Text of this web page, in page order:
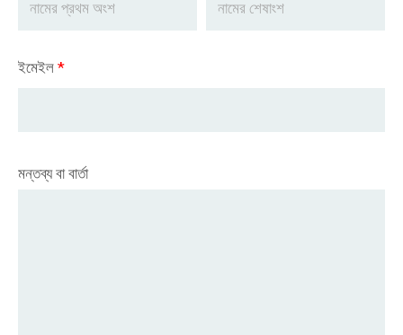
ইমেইল*
মন্তব্য বা বার্তা